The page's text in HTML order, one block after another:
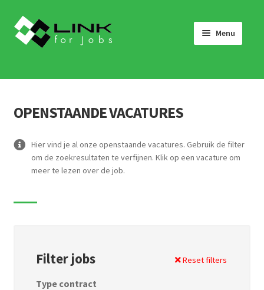
to
navigation
to
content
Menu
LINK 4 JOBS VOOR BEDRIJVEN
OVER ONS
OPENSTAANDE VACATURES
Hier vind je al onze openstaande vacatures. Gebruik de filter
om de zoekresultaten te verfijnen. Klik op een vacature om
meer te lezen over de job.
Filter jobs Reset filters
Type contract